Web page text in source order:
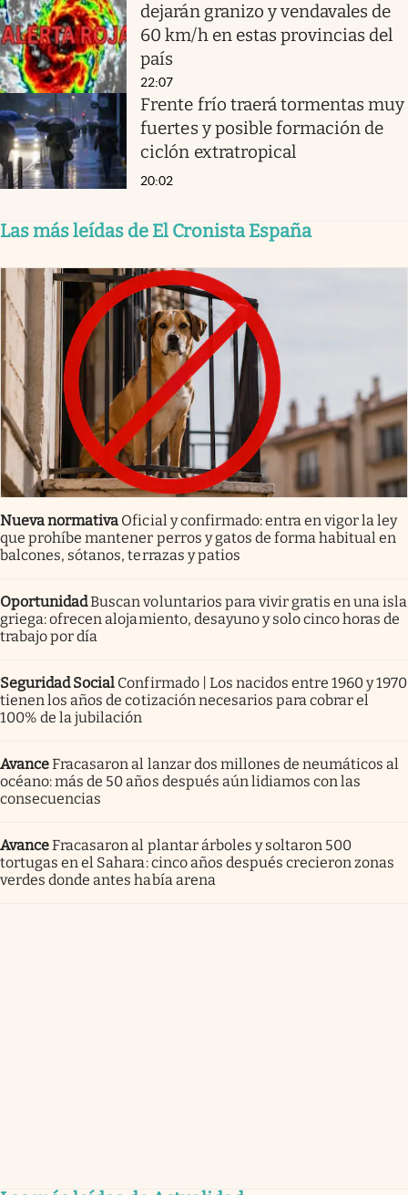
dejarán granizo y vendavales de
60 km/h en estas provincias del
país
22:07
Frente frío traerá tormentas muy
fuertes y posible formación de
ciclón extratropical
20:02
Las más leídas de El Cronista España
Nueva normativa Oficial y confirmado: entra en vigor la ley
que prohíbe mantener perros y gatos de forma habitual en
balcones, sótanos, terrazas y patios
OportunidadBuscan voluntarios para vivir gratis en una isla
griega: ofrecen alojamiento, desayuno y solo cinco horas de
trabajo por día
Seguridad Social Confirmado | Los nacidos entre 1960 y 1970
tienen los años de cotización necesarios para cobrar el
100% de la jubilación
AvanceFracasaron al lanzar dos millones de neumáticos al
océano: más de 50 años después aún lidiamos con las
consecuencias
AvanceFracasaron al plantar árboles y soltaron 500
tortugas en el Sahara: cinco años después crecieron zonas
verdes donde antes había arena